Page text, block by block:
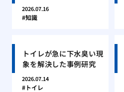
2026.07.16
知識
トイレが急に下水臭い現
象を解決した事例研究
2026.07.14
トイレ